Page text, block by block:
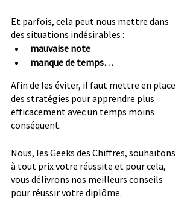
Et parfois, cela peut nous mettre dans
des situations indésirables :
mauvaise note
manque de temps…
Afin de les éviter, il faut mettre en place
des stratégies pour apprendre plus
efficacement avec un temps moins
conséquent.
Nous, les Geeks des Chiffres, souhaitons
à tout prix votre réussite et pour cela,
vous délivrons nos meilleurs conseils
pour réussir votre diplôme.